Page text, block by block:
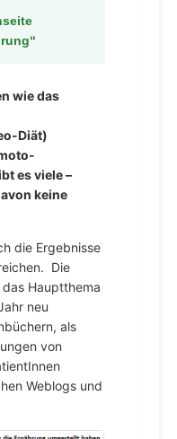
wie das
Diät)
es viele –
keine
die Ergebnisse
Die
Hauptthema
neu
als
von
Weblogs und